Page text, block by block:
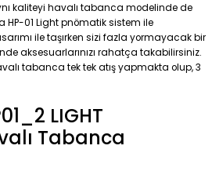
kaliteyi havalı tabanca modelinde de
HP-01 Light pnömatik sistem ile
ile taşırken sizi fazla yormayacak bir
aksesuarlarınızı rahatça takabilirsiniz.
tabanca tek tek atış yapmakta olup, 3
LIGHT
Tabanca